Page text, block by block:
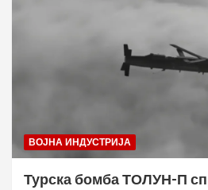
ВОЈНА ИНДУСТРИЈА
Турска бомба ТОЛУН-П